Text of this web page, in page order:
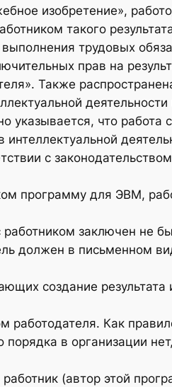
изобретение»,
такого
трудовых
прав на
Также
что работа
с
программу для ЭВМ,
работником заключен не
должен в письменном
создание результата
работодателя. Как
в организации
(автор этой